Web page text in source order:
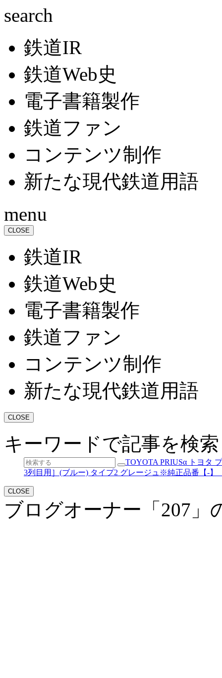
search
鉄道IR
鉄道Web史
電子書籍製作
鉄道ファン
コンテンツ制作
新たな現代鉄道用語
menu
CLOSE
鉄道IR
鉄道Web史
電子書籍製作
鉄道ファン
コンテンツ制作
新たな現代鉄道用語
CLOSE
キーワードで記事を検索
TOYOTA PRIUSα トヨタ
3列目用］(ブルー) タイプ2 グレージュ※純正品番【-】
CLOSE
ブログオーナー「207」